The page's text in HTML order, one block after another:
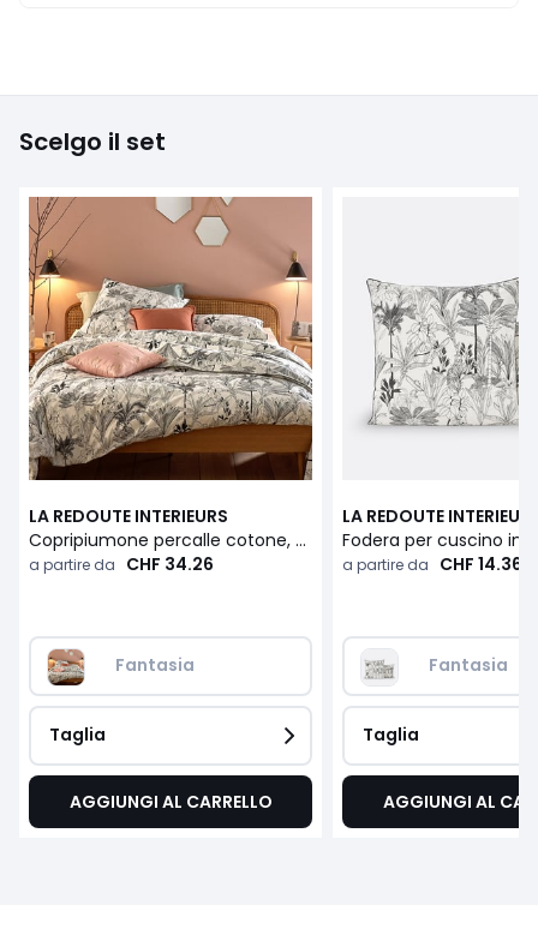
Scelgo il set
LA REDOUTE INTERIEURS
Copripiumone percalle cotone, Palmeira
a partire da CHF 34.26
Fantasia
Taglia
AGGIUNGI AL CARRELLO
LA REDOUTE
a partire da CHF 14.36
Fantasia
Taglia
AGGIUNGI AL